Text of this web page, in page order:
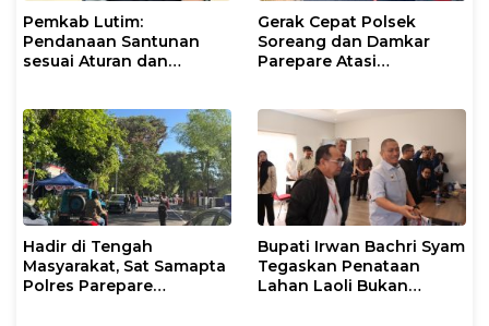
Pemkab Lutim:
Pendanaan Santunan
sesuai Aturan dan
Gerak Cepat Polsek
Soreang dan Damkar
Parepare Atasi
Hadir di Tengah
Masyarakat, Sat Samapta
Polres Parepare
Bupati Irwan Bachri Syam
Tegaskan Penataan
Lahan Laoli Bukan